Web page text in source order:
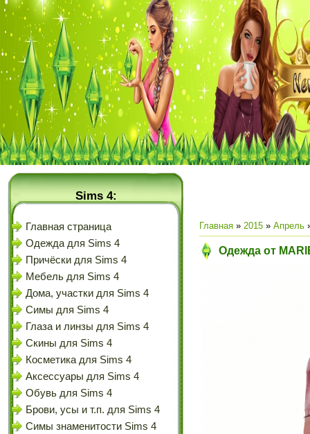
Sims 4:
Главная страница
Одежда для Sims 4
Причёски для Sims 4
Мебель для Sims 4
Дома, участки для Sims 4
Симы для Sims 4
Глаза и линзы для Sims 4
Скины для Sims 4
Косметика для Sims 4
Аксессуары для Sims 4
Обувь для Sims 4
Брови, усы и т.п. для Sims 4
Симы знаменитости Sims 4
Главная » 2015 » Апрель
Одежда от